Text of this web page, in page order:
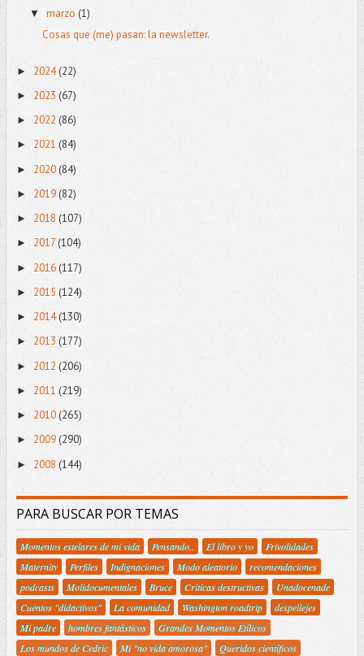
▼ marzo (1)
Cosas que (me) pasan: la newsletter.
► 2024(22)
► 2023 (67)
► 2022 (86)
► 2021 (84)
► 2020 (84)
► 2019(82)
► 2018 (107)
► 2017(104)
► 2016 (117)
► 2015 (124)
► 2014(130)
► 2013 (177)
► 2012 (206)
► 2011 (219)
► 2010(265)
► 2009 (290)
► 2008 (144)
PARA BUSCAR POR TEMAS
Momentos estelares de mi vida Pensando.. El libro y yo
Frivolidades
Maternity
Perfiles Indignaciones Modo aleatorio
recomendaciones
podcasts
Molidocumentales Bruce Criticas destructivas
Unadocenade
Cuentos "didactivos"
La comunidad Washington roadtrip
despellejes
Mi padre
hombres fantásticos
Grandes Momentos Etílicos
Los mundos de Cedric
Mi "no vida amorosa" Queridos científicos